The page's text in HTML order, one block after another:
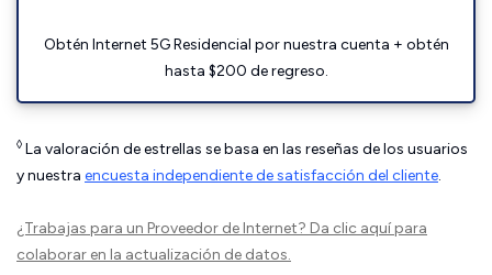
Obtén Internet 5G Residencial por nuestra cuenta + obtén
hasta $200 de regreso.
◊ La valoración de estrellas se basa en las reseñas de los usuarios
y nuestra encuesta independiente de satisfacción del cliente.
¿Trabajas para un Proveedor de Internet? Da clic aquípara
colaborar en la actualización de datos.